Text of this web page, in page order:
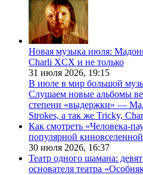
Новая музыка июля:
Charli XCX и не только
31 июля 2026, 19:15
В июле в мир большой
Слушаем новые альбомы
степени «выдержки» —
Strokes, а так же Tricky,
Как смотреть «Человека-
популярной киновселенной
30 июля 2026, 16:37
Театр одного шамана:
основателя театра